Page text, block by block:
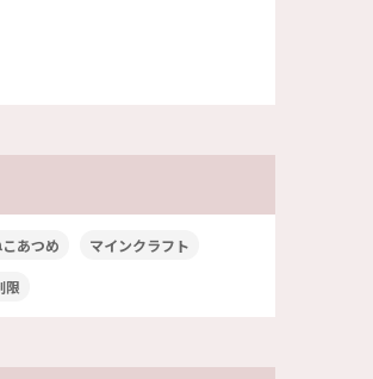
あつめ マインクラフト
限